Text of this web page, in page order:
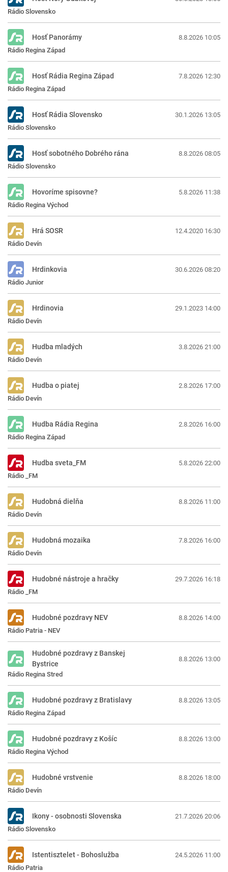
Rádio Slovensko
Rádio Regina Západ
Hosť Panorámy 8.8.2026 10:05
Rádio Regina Západ
Hosť Rádia Regina Západ 7.8.2026 12:30
Rádio Slovensko
Hosť Rádia Slovensko 30.1.2026 13:05
Rádio Slovensko
Hosť sobotného Dobrého rána 8.8.2026 08:05
Rádio Regina Východ
Hovoríme spisovne? 5.8.2026 11:38
Rádio Devín
Hrá SOSR 12.4.2020 16:30
Rádio Junior
Hrdinkovia 30.6.2026 08:20
Rádio Devín
Hrdinovia 29.1.2023 14:00
Rádio Devín
Hudba mladých 3.8.2026 21:00
Rádio Devín
Hudba o piatej 2.8.2026 17:00
Rádio Regina Západ
Hudba Rádia Regina 2.8.2026 16:00
Rádio _FM
Hudba sveta_FM 5.8.2026 22:00
Rádio Devín
Hudobná dielňa 8.8.2026 11:00
Rádio Devín
Hudobná mozaika 7.8.2026 16:00
Rádio _FM
Hudobné nástroje a hračky 29.7.2026 16:18
Rádio Patria - NEV
Hudobné pozdravy NEV 8.8.2026 14:00
Rádio Regina Stred
Hudobné pozdravy z Banskej
Bystrice
8.8.2026 13:00
Rádio Regina Západ
Hudobné pozdravy z Bratislavy 8.8.2026 13:05
Rádio Regina Východ
Hudobné pozdravy z Košíc 8.8.2026 13:00
Rádio Devín
Hudobné vrstvenie 8.8.2026 18:00
Rádio Slovensko
Ikony - osobnosti Slovenska 21.7.2026 20:06
Rádio Patria
Istentisztelet - Bohoslužba 24.5.2026 11:00